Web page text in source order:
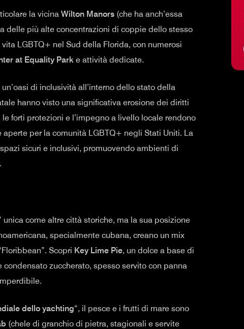
la vicina Wilton Manors (che ha anch’essa
delle più alte concentrazioni di coppie dello stesso
LGBTQ+ nel Sud della Florida, con numerosi
at Equality Park e attività dedicate.
di inclusività all’interno dello stato della
hanno visto una significativa erosione dei diritti
forti protezioni e l’impegno a livello locale rendono
per la comunità LGBTQ+ negli Stati Uniti. La
sicuri e inclusivi, promuovendo ambienti di
come altre città storiche, ma la sua posizione
specialmente cubana, creano un mix
Scopri Key Lime Pie, un dolce a base di
zuccherato, spesso servito con panna
dello yachting“, il pesce e i frutti di mare sono
(chele di granchio di pietra, stagionali e servite